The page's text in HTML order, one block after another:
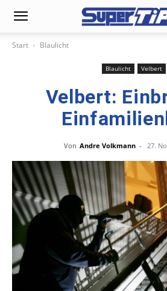
Start Blaulicht
Blaulicht Velbert
Velbert:
Von Andre Volkmann - 27.